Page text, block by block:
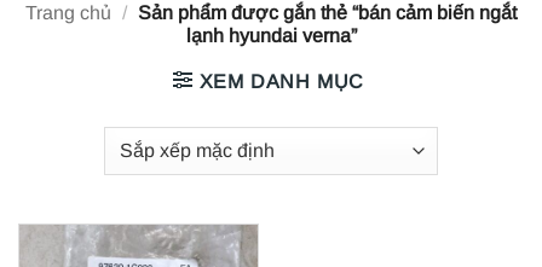
Trang chủ / Sản phẩm được gắn thẻ “bán cảm biến ngắt
lạnh hyundai verna”
XEM DANH MỤC